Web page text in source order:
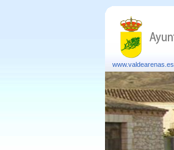
www.valdearenas.es